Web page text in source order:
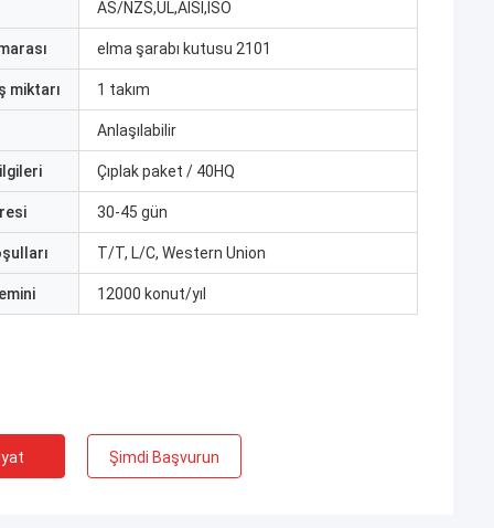
AS/NZS,UL,AISI,ISO
elma şarabı kutusu 2101
miktarı 1 takım
Anlaşılabilir
Çıplak paket / 40HQ
30-45 gün
T/T, L/C, Western Union
12000 konut/yıl
Şimdi Başvurun